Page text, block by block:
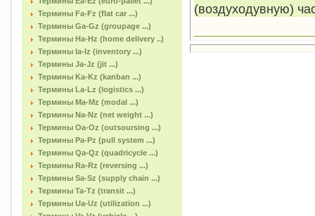
Термины Fa-Fz (flat car ...)
Термины Ga-Gz (groupage ...)
Термины Ha-Hz (home delivery ..)
Термины Ia-Iz (inventory ...)
Термины Ja-Jz (jit ...)
Термины Ka-Kz (kanban ...)
Термины La-Lz (logistics ...)
Термины Ma-Mz (modal ...)
Термины Na-Nz (net weight ...)
Термины Oa-Oz (outsoursing ...)
Термины Pa-Pz (pull system ...)
Термины Qa-Qz (quadricycle ...)
Термины Ra-Rz (reversing ...)
Термины Sa-Sz (supply chain ...)
Термины Ta-Tz (transit ...)
Термины Ua-Uz (utilization ...)
(воздуходувную)